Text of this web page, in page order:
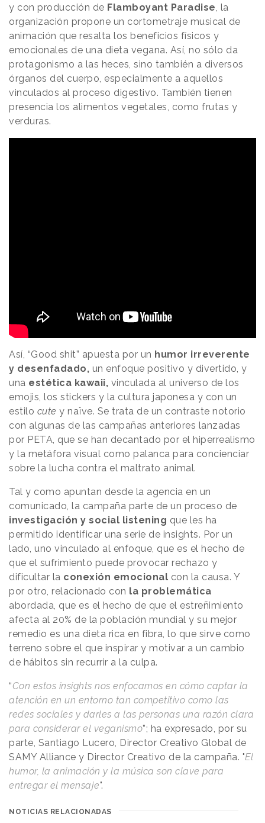
y con producción de Flamboyant Paradise, la
organización propone un cortometraje musical de
animación que resalta los beneficios físicos y
emocionales de una dieta vegana. Así, no sólo da
protagonismo a las heces, sino también a diversos
órganos del cuerpo, especialmente a aquellos
vinculados al proceso digestivo. También tienen
presencia los alimentos vegetales, como frutas y
verduras.
Así, “Good shit” apuesta por un humor irreverente
y desenfadado, un enfoque positivo y divertido, y
una estética kawaii, vinculada al universo de los
emojis, los stickers y la cultura japonesa y con un
estilo cute y naïve. Se trata de un contraste notorio
con algunas de las campañas anteriores lanzadas
por PETA, que se han decantado por el hiperrealismo
y la metáfora visual como palanca para concienciar
sobre la lucha contra el maltrato animal.
Tal y como apuntan desde la agencia en un
comunicado, la campaña parte de un proceso de
investigación y social listening que les ha
permitido identificar una serie de insights. Por un
lado, uno vinculado al enfoque, que es el hecho de
que el sufrimiento puede provocar rechazo y
dificultar la conexión emocional con la causa. Y
por otro, relacionado con la problemática
abordada, que es el hecho de que el estreñimiento
afecta al 20% de la población mundial y su mejor
remedio es una dieta rica en fibra, lo que sirve como
terreno sobre el que inspirar y motivar a un cambio
de hábitos sin recurrir a la culpa.
“Con estos insights nos enfocamos en cómo captar la
atención en un entorno tan competitivo como las
redes sociales y darles a las personas una razón clara
para considerar el veganismo”; ha expresado, por su
parte, Santiago Lucero, Director Creativo Global de
SAMY Alliance y Director Creativo de la campaña. "El
humor, la animación y la música son clave para
entregar el mensaje".
NOTICIAS RELACIONADAS